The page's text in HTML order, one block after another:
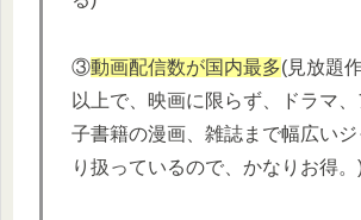
③動画配信数が国内最多(見放題
以上で、映画に限らず、ドラマ
子書籍の漫画、雑誌まで幅広いジ
り扱っているので、かなりお得。